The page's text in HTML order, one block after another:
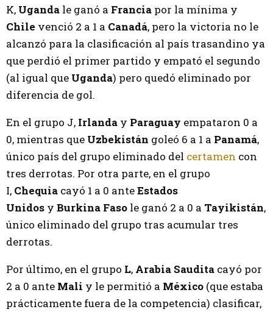
K, Uganda le ganó a Francia por la mínima y
Chile venció 2 a 1 a Canadá, pero la victoria no le
alcanzó para la clasificación al país trasandino ya
que perdió el primer partido y empató el segundo
(al igual que Uganda) pero quedó eliminado por
diferencia de gol.
En el grupo J, Irlanda y Paraguay empataron 0 a
0, mientras que Uzbekistán goleó 6 a 1 a Panamá,
único país del grupo eliminado del certamen con
tres derrotas. Por otra parte, en el grupo
I, Chequia cayó 1 a 0 anteEstados
Unidos y Burkina Faso le ganó 2 a 0 a Tayikistán,
único eliminado del grupo tras acumular tres
derrotas.
Por último, en el grupo L, Arabia Saudita cayó por
2 a 0 ante Mali y le permitió a México (que estaba
prácticamente fuera de la competencia) clasificar,